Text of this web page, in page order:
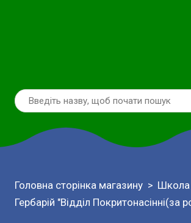
Головна сторінка магазину Школа
Гербарій "Відділ Покритонасінні(за